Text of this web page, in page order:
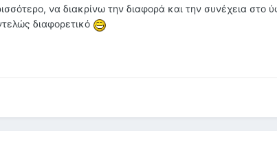
να διακρίνω την διαφορά και την συνέχεια στο
διαφορετικό